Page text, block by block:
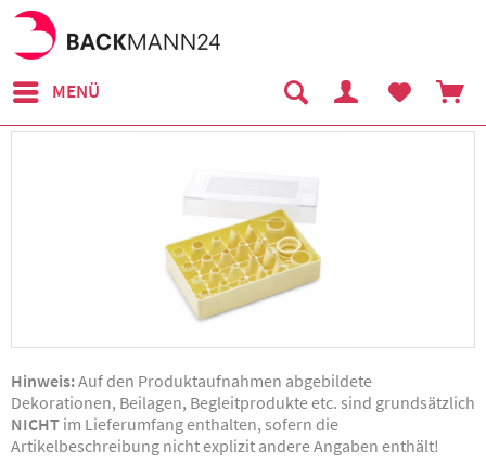
MENÜ
Hinweis:Auf den Produktaufnahmen abgebildete
Dekorationen, Beilagen, Begleitprodukte etc. sind grundsätzlich
NICHT im Lieferumfang enthalten, sofern die
Artikelbeschreibung nicht explizit andere Angaben enthält!